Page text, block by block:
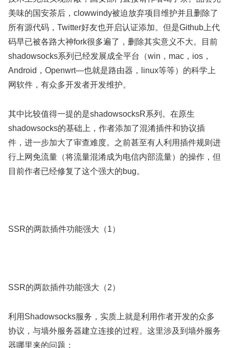
美味的国安茶后，clowwindy被迫放弃项目维护并且删除了
所有源代码，Twitter好友也开启认证添加。但是Github上代
码早已被各路大神fork很多遍了，删除其实意义不大。目前
shadowsocks系列已经发展成全平台（win，mac，ios，
Android，Openwrt—也就是路由器，linux等等）的科学上
网软件，有众多开发者开发维护。
其中比较值得一提的是shadowsocksR系列。在原生
shadowsocks的基础上，作者添加了混淆插件和协议插
件，进一步加大了审查难度。之前甚至有人利用插件规则进
行上网免流量（将流量混淆成为电信内部流量）的操作，但
目前作者已经修复了这个强大的bug。
SSR的两款插件功能强大（1）
SSR的两款插件功能强大（2）
利用Shadowsocks服务，实质上就是利用作者开发的众多
协议，与墙外服务器建立连接的过程。这里涉及到墙外服务
器哪里来的问题：